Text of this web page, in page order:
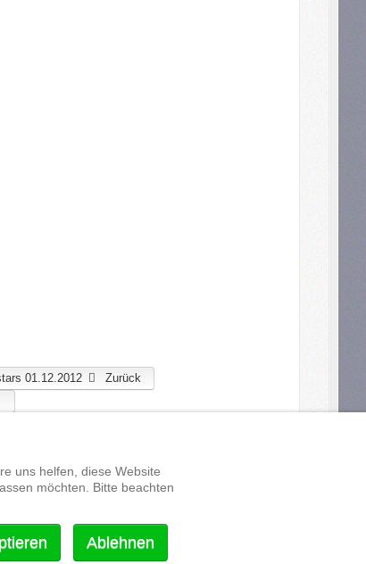
01.12.2012
Zurück
uns helfen, diese Website
möchten. Bitte beachten
Ablehnen